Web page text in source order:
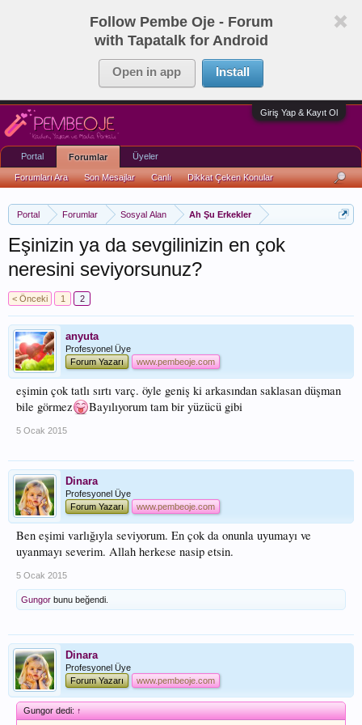
Follow Pembe Oje - Forum
with Tapatalk for Android
Open in app Install
Giriş Yap & Kayıt Ol
Portal Forumlar Sosyal Alan Ah Şu Erkekler
Eşinizin ya da sevgilinizin en çok
neresini seviyorsunuz?
< Önceki 1 2
anyuta
Profesyonel Üye
Forum Yazarı
www.pembeoje.com
eşimin çok tatlı sırtı varç. öyle geniş ki arkasından saklasan düşman
bile görmez
Bayılıyorum tam bir yüzücü gibi
5 Ocak 2015
Dinara
Profesyonel Üye
Forum Yazarı
www.pembeoje.com
Ben eşimi varlığıyla seviyorum. En çok da onunla uyumayı ve
uyanmayı severim. Allah herkese nasip etsin.
5 Ocak 2015
Gungor bunu beğendi.
Dinara
Profesyonel Üye
Forum Yazarı
www.pembeoje.com
Gungor dedi:↑
Portal Forumlar
Forumları Ara Son Mesajlar Canlı Dikkat Çeken Konular
Üyeler